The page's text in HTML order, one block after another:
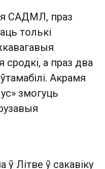
САДМЛ, праз
толькі
сродкі, а праз два
Акрамя
змогуць
ў Літве ў сакавіку